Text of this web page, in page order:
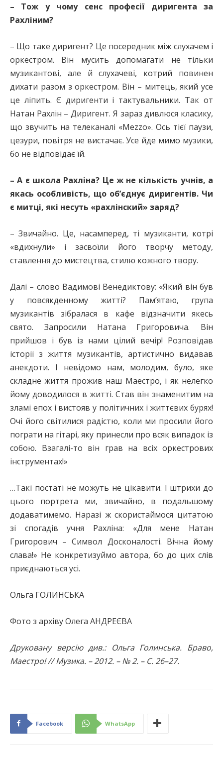
– Тож у чому сенс професії диригента за
Рахліним?
– Що таке диригент? Це посередник між слухачем і
оркестром. Він мусить допомагати не тільки
музикантові, але й слухачеві, котрий повинен
дихати разом з оркестром. Він – митець, який усе
це ліпить. Є диригенти і тактувальники. Так от
Натан Рахлін – Диригент. Я зараз дивлюся класику,
що звучить на телеканалі «Mezzo». Ось тієї паузи,
цезури, повітря не вистачає. Усе йде мимо музики,
бо не відповідає їй.
– А є школа Рахліна? Це ж не кількість учнів, а
якась особливість, що об’єднує диригентів. Чи
є митці, які несуть «рахлінский» заряд?
– Звичайно. Це, насамперед, ті музиканти, котрі
«вдихнули» і засвоїли його творчу методу,
ставлення до мистецтва, стилю кожного твору.
Далі – слово Вадимові Венедиктову: «Який він був
у повсякденному житті? Пам’ятаю, група
музикантів зібралася в кафе відзначити якесь
свято. Запросили Натана Григоровича. Він
прийшов і був із нами цілий вечір! Розповідав
історії з життя музикантів, артистично видавав
анекдоти. І невідомо нам, молодим, було, яке
складне життя прожив наш Маестро, і як нелегко
йому доводилося в житті. Став він знаменитим на
зламі епох і вистояв у політичних і життєвих бурях!
Очі його світилися радістю, коли ми просили його
пограти на гітарі, яку принесли про всяк випадок із
собою. Взагалі-то він грав на всіх оркестрових
інструментах!»
…Такі постаті не можуть не цікавити. І штрихи до
цього портрета ми, звичайно, в подальшому
додаватимемо. Наразі ж скористаймося цитатою
зі спогадів учня Рахліна: «Для мене Натан
Григорович – Символ Досконалості. Вічна йому
слава!» Не конкретизуймо автора, бо до цих слів
приєднаються усі.
Ольга ГОЛИНСЬКА
Фото з архіву Олега АНДРЕЄВА
Друковану версію див.: Ольга Голинська. Браво,
Маестро! // Музика. – 2012. – № 2. – С. 26–27.
Facebook WhatsApp